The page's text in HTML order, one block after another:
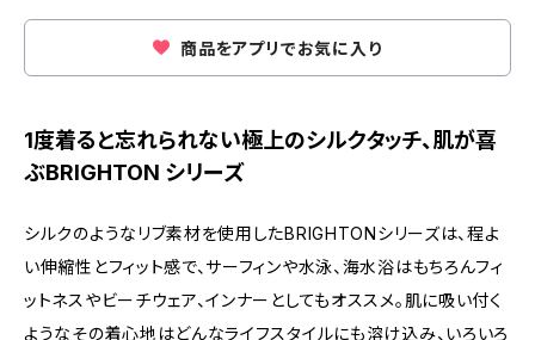
商品をアプリでお気に入り
1度着ると忘れられない極上のシルクタッチ、肌が喜
ぶBRIGHTON シリーズ
シルクのようなリブ素材を使用したBRIGHTONシリーズは、程よ
い伸縮性とフィット感で、サーフィンや水泳、海水浴はもちろんフィ
ットネスやビーチウェア、インナーとしてもオススメ。肌に吸い付く
ようなその着心地はどんなライフスタイルにも溶け込み、いろいろ